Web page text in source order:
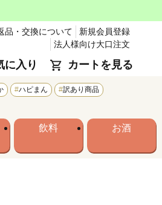
品・交換について
新規会員登録
法人様向け大口注文
に入り カートを見る
ハピまん
訳あり商品
飲料 お酒